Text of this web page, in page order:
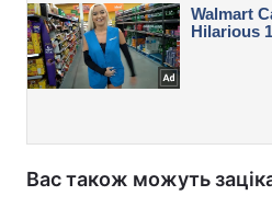
Вас також можуть